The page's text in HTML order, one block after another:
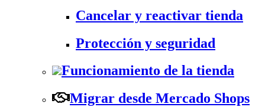
Cancelar y reactivar tienda
Protección y seguridad
Funcionamiento de la tienda
Migrar desde Mercado Shops